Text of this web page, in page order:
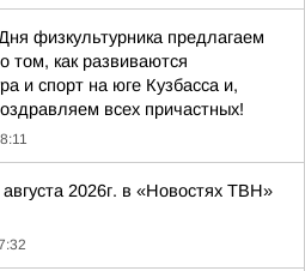
физкультурника предлагаем
том, как развиваются
и спорт на юге Кузбасса и,
всех причастных!
2026г. в «Новостях ТВН»